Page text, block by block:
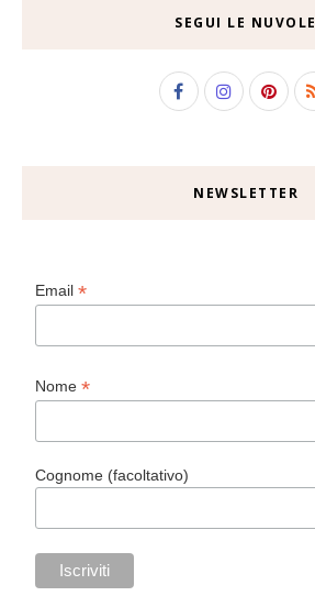
SEGUI LE NUVOLE
NEWSLETTER
Email*
Nome*
Cognome (facoltativo)